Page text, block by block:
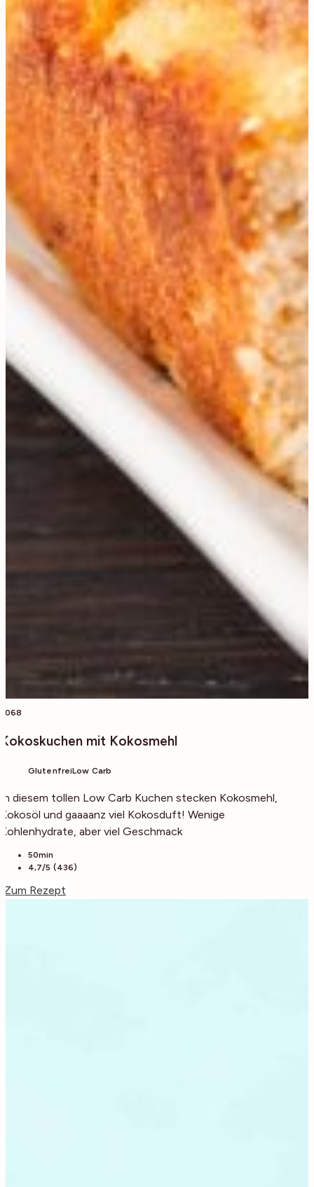
3068
Kokoskuchen mit Kokosmehl
GlutenfreiLow Carb
In diesem tollen Low Carb Kuchen stecken Kokosmehl,
Kokosöl und gaaaanz viel Kokosduft! Wenige
Kohlenhydrate, aber viel Geschmack
50min
4,7/5 (436)
Zum Rezept